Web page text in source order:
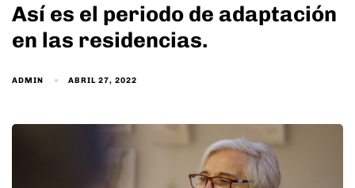
Así es el periodo de adaptación
en las residencias.
ADMIN ABRIL 27, 2022